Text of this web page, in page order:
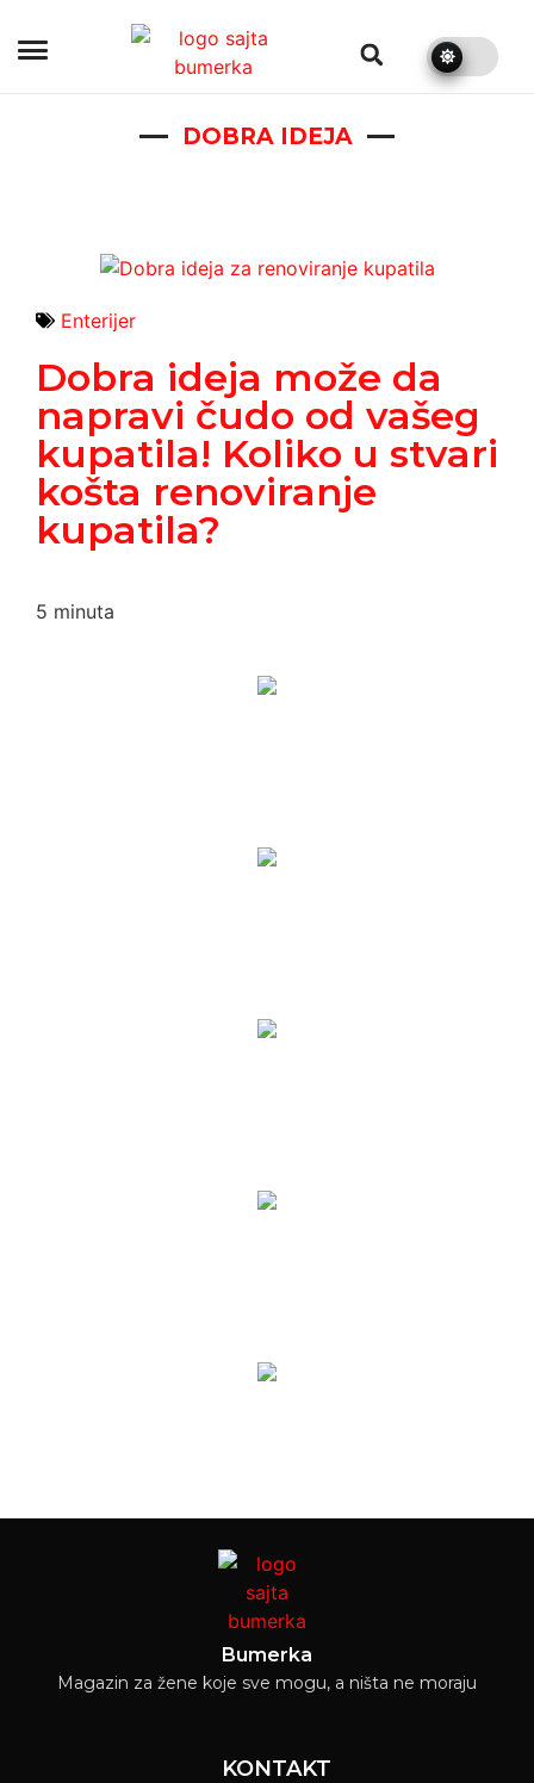
DOBRA IDEJA
Enterijer
Dobra ideja može da
napravi čudo od vašeg
kupatila! Koliko u stvari
košta renoviranje
kupatila?
5 minuta
Bumerka
Magazin za žene koje sve mogu, a ništa ne moraju
KONTAKT